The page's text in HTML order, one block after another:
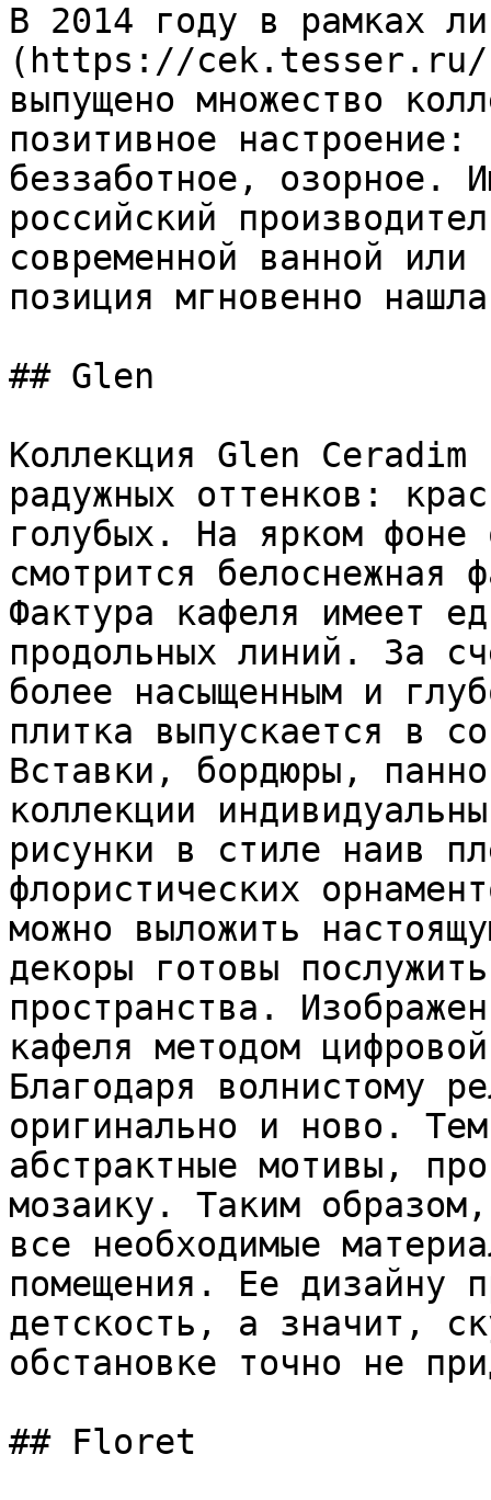
В 2014 году в рамках
(https://cek.tesser.ru/
выпущено множество
позитивное
беззаботное, озорное.
российский
современной ванной
позиция мгновенно
## Glen
Коллекция Glen Ceradim
радужных оттенков:
голубых. На ярком фоне
смотрится белоснежная
Фактура кафеля имеет
продольных линий. За
более насыщенным и
плитка выпускается в
Вставки, бордюры,
коллекции
рисунки в стиле наив
флористических
можно выложить
декоры готовы
пространства.
кафеля методом
Благодаря волнистому
оригинально и ново.
абстрактные мотивы,
мозаику. Таким
все необходимые
помещения. Ее дизайну
детскость, а значит,
обстановке точно не
## Floret